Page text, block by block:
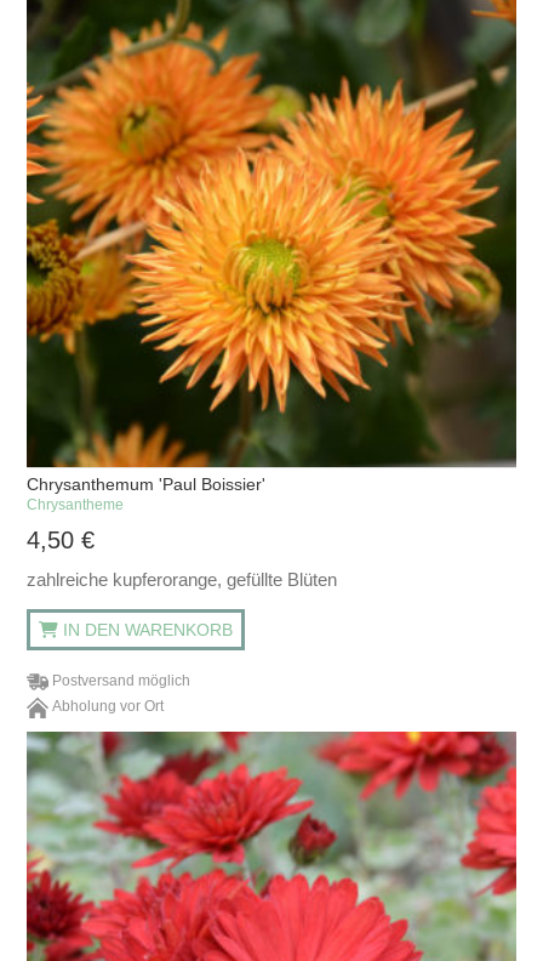
Chrysanthemum 'Paul Boissier'
Chrysantheme
4,50€
zahlreiche kupferorange, gefüllte Blüten
IN DEN WARENKORB
Postversand möglich
Abholung vor Ort